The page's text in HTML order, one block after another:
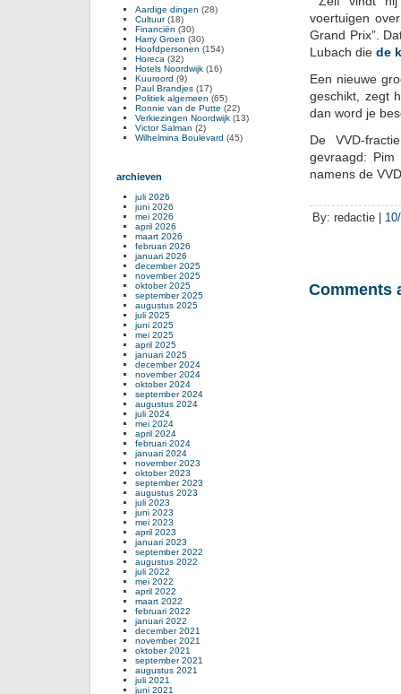
voertuigen
Grand Prix”.
Lubach die de
Een nieuwe
geschikt, zegt
dan word je
De VVD-
gevraagd:
namens de
By: redactie |
Comments
Aardige dingen (28)
Cultuur(18)
Financiën (30)
Harry Groen (30)
Hoofdpersonen (154)
Horeca (32)
Hotels Noordwijk (16)
Kuuroord (9)
Paul Brandjes (17)
Politiek algemeen (65)
Ronnie van de Putte (22)
Verkiezingen Noordwijk (13)
Victor Salman (2)
Wilhelmina Boulevard (45)
archieven
juli 2026
juni 2026
mei 2026
april 2026
maart 2026
februari 2026
januari 2026
december 2025
november 2025
oktober 2025
september 2025
augustus 2025
juli 2025
juni 2025
mei 2025
april 2025
januari 2025
december 2024
november 2024
oktober 2024
september 2024
augustus 2024
juli 2024
mei 2024
april 2024
februari 2024
januari 2024
november 2023
oktober 2023
september 2023
augustus 2023
juli 2023
juni 2023
mei 2023
april 2023
januari 2023
september 2022
augustus 2022
juli 2022
mei 2022
april 2022
maart 2022
februari 2022
januari 2022
december 2021
november 2021
oktober 2021
september 2021
augustus 2021
juli 2021
juni 2021